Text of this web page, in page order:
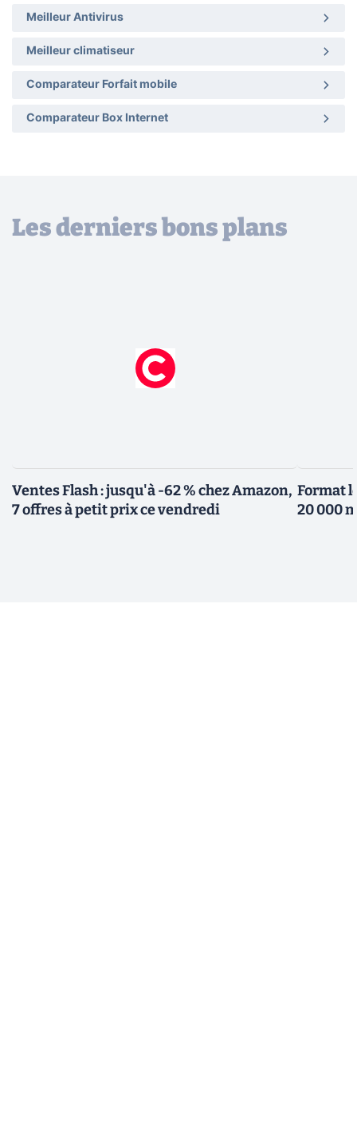
Meilleur Antivirus
Meilleur climatiseur
Comparateur Forfait mobile
Comparateur Box Internet
Les derniers bons plans
Ventes Flash : jusqu'à -62 % chez Amazon,
7 offres à petit prix ce vendredi
Format
20 000